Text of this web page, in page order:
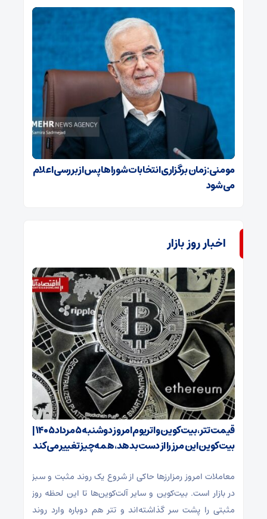
مومنی: زمان برگزاری انتخابات شوراها پس از بررسی اعلام
می‌شود
اخبار روز بازار
قیمت تتر، بیت‌کوین و اتریوم امروز دوشنبه ۵ مرداد ۱۴۰۵ |
بیت‌کوین این مرز را از دست بدهد، همه‌چیز تغییر می‌کند
معاملات امروز رمزارز‌ها حاکی از شروع یک روند مثبت و سبز
در بازار است. بیت‌کوین و سایر آلت‌کوین‌ها تا این لحظه روز
مثبتی را پشت سر گذاشته‌اند و تتر هم دوباره وارد روند